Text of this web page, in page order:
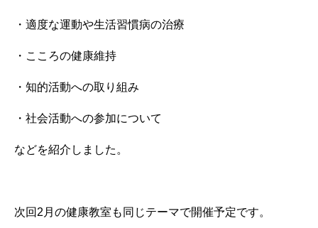
・適度な運動や生活習慣病の治療
・こころの健康維持
・知的活動への取り組み
・社会活動への参加について
などを紹介しました。
次回2月の健康教室も同じテーマで開催予定です。